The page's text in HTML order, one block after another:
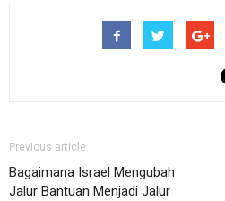
Previous article
Bagaimana Israel Mengubah
Jalur Bantuan Menjadi Jalur